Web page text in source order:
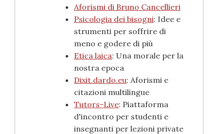
Aforismi di Bruno Cancellieri
Psicologia dei bisogni: Idee e
strumenti per soffrire di
meno e godere di più
Etica laica: Una morale per la
nostra epoca
Dixit.dardo.eu: Aforismi e
citazioni multilingue
Tutors-Live: Piattaforma
d'incontro per studenti e
insegnanti per lezioni private